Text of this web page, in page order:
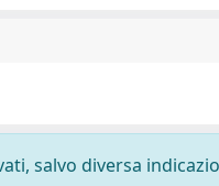
salvo diversa